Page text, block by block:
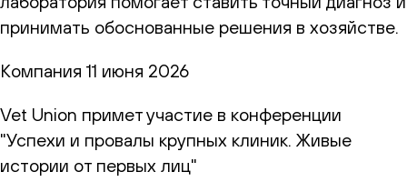
принимать обоснованные решения в хозяйстве.
Компания 11 июня 2026
Vet Union примет участие в конференции
"Успехи и провалы крупных клиник. Живые
истории от первых лиц"